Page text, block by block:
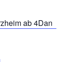
ab 4Dan